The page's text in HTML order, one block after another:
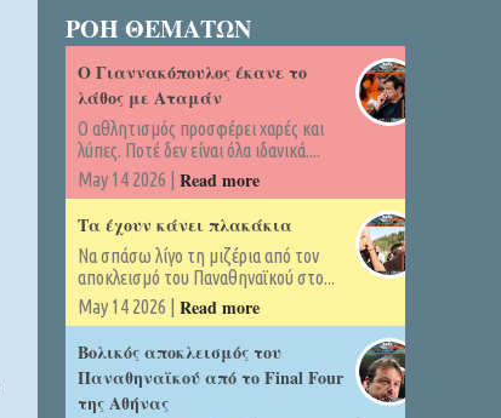
ΡΟΗ ΘΕΜΑΤΩΝ
Ο Γιαννακόπουλος έκανε το
λάθος με Αταμάν
Ο αθλητισμός προσφέρει χαρές και
λύπες. Ποτέ δεν είναι όλα ιδανικά....
May 14 2026 | Read more
Τα έχουν κάνει πλακάκια
Να σπάσω λίγο τη μιζέρια από τον
αποκλεισμό του Παναθηναϊκού στο...
May 14 2026 | Read more
Βολικός αποκλεισμός του
Παναθηναϊκού από το Final Four
της Αθήνας